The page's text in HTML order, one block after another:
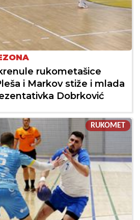
rukometašice
i Markov stiže i mlada
Dobrković
RUKOMET